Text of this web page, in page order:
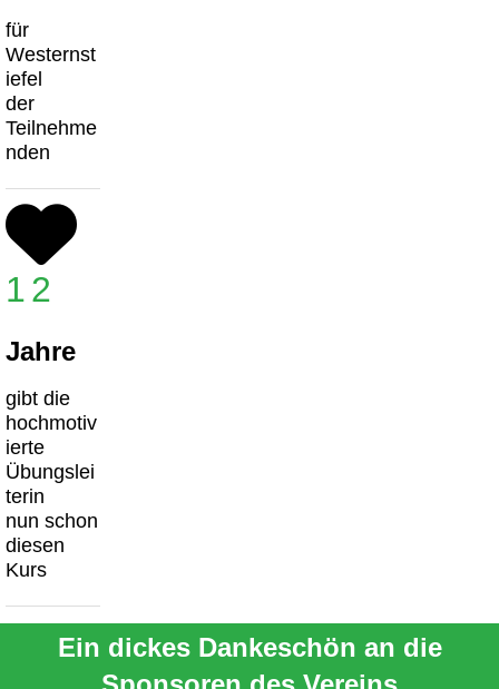
für
Westernst
iefel
der
Teilnehme
nden
12
Jahre
gibt die
hochmotiv
ierte
Übungslei
terin
nun schon
diesen
Kurs
Ein dickes Dankeschön an die